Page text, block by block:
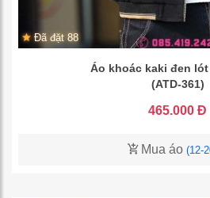
Đã đặt 88
Áo khoác kaki đen
(ATD-361)
465.000 Đ
Mua áo (12-